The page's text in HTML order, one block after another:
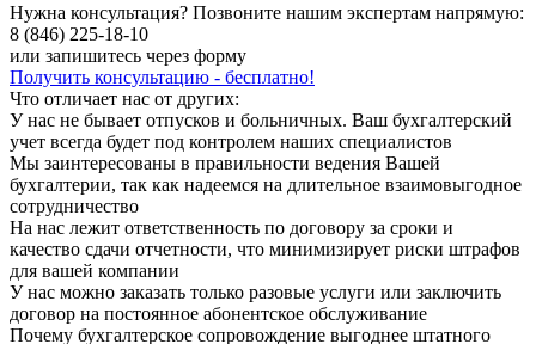
Нужна консультация? Позвоните нашим экспертам напрямую:
8 (846) 225-18-10
или запишитесь через форму
Получить консультацию - бесплатно!
Что отличает нас от других:
У нас не бывает отпусков и больничных. Ваш бухгалтерский
учет всегда будет под контролем наших специалистов
Мы заинтересованы в правильности ведения Вашей
бухгалтерии, так как надеемся на длительное взаимовыгодное
сотрудничество
На нас лежит ответственность по договору за сроки и
качество сдачи отчетности, что минимизирует риски штрафов
для вашей компании
У нас можно заказать только разовые услуги или заключить
договор на постоянное абонентское обслуживание
Почему бухгалтерское сопровождение выгоднее штатного